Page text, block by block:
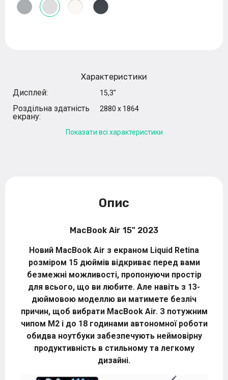
Характеристики
Дисплей:
15,3"
Роздільна здатність
екрану:
2880 x 1864
Показати всі характеристики
Опис
MacBook Air 15" 2023
Новий MacBook Air з екраном Liquid Retina
розміром 15 дюймів відкриває перед вами
безмежні можливості, пропонуючи простір
для всього, що ви любите. Але навіть з 13-
дюймовою моделлю ви матимете безліч
причин, щоб вибрати MacBook Air. З потужним
чипом M2 і до 18 годинами автономної роботи
обидва ноутбуки забезпечують неймовірну
продуктивність в стильному та легкому
дизайні.